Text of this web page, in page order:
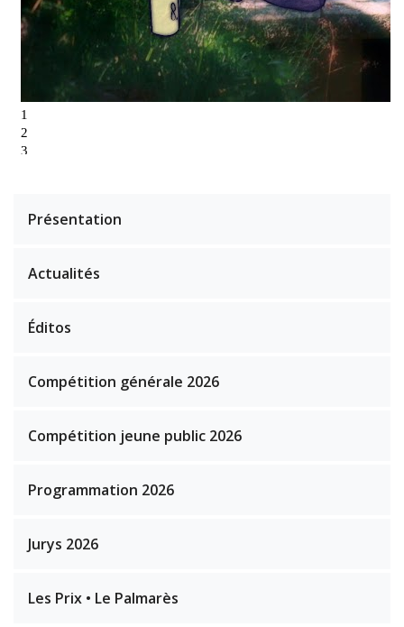
Présentation
Actualités
Éditos
Compétition générale 2026
Compétition jeune public 2026
Programmation 2026
Jurys 2026
Les Prix • Le Palmarès